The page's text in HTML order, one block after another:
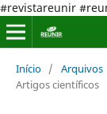
#revistareunir
Início / Arquivos
Artigos científicos